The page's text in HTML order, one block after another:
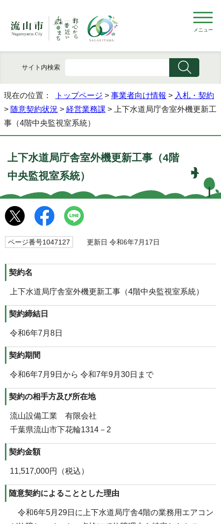
メニュー
サイト内検索
現在の位置： トップページ > 事業者向け情報 > 入札・契約
> 随意契約状況 > 経営業務課 > 上下水道局庁舎室外機更新工
事（4階中央監視室系統）
上下水道局庁舎室外機更新工事（4階
中央監視室系統）
ページ番号1047127 更新日 令和6年7月17日
契約名
上下水道局庁舎室外機更新工事（4階中央監視室系統）
契約締結日
令和6年7月8日
契約期間
令和6年7月9日から 令和7年9月30日まで
契約の相手方及び所在地
流山設備工業 有限会社
千葉県流山市下花輪1314－2
契約金額
11,517,000円（税込）
随意契約によることとした理由
令和6年5月29日に上下水道局庁舎4階の業務用エアコン